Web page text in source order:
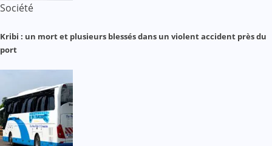
Société
Kribi : un mort et plusieurs blessés dans un violent accident près du
port